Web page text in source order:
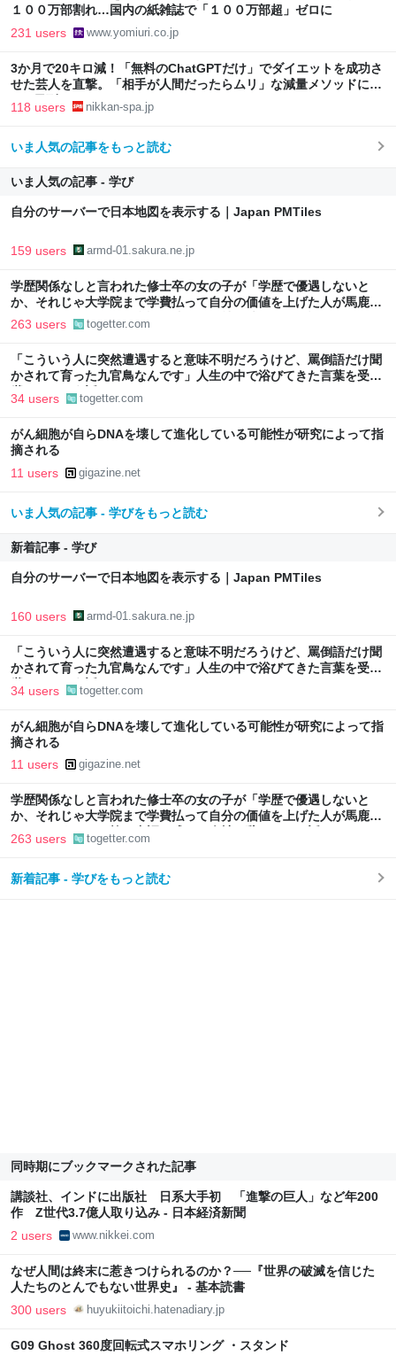
１００万部割れ…国内の紙雑誌で「１００万部超」ゼロに
231 users www.yomiuri.co.jp
3か月で20キロ減！「無料のChatGPTだけ」でダイエットを成功さ
せた芸人を直撃。「相手が人間だったらムリ」な減量メソッドに驚
き | 日刊SPA!
118 users nikkan-spa.jp
いま人気の記事をもっと読む
いま人気の記事 - 学び
自分のサーバーで日本地図を表示する｜Japan PMTiles
159 users armd-01.sakura.ne.jp
学歴関係なしと言われた修士卒の女の子が「学歴で優遇しないと
か、それじゃ大学院まで学費払って自分の価値を上げた人が馬鹿じ
ゃないですか」と捨て台詞を残して会社を辞めてった話
263 users togetter.com
「こういう人に突然遭遇すると意味不明だろうけど、罵倒語だけ聞
かされて育った九官鳥なんです」人生の中で浴びてきた言葉を受け
継いでしまう話
34 users togetter.com
がん細胞が自らDNAを壊して進化している可能性が研究によって指
摘される
11 users gigazine.net
いま人気の記事 - 学びをもっと読む
新着記事 - 学び
自分のサーバーで日本地図を表示する｜Japan PMTiles
160 users armd-01.sakura.ne.jp
「こういう人に突然遭遇すると意味不明だろうけど、罵倒語だけ聞
かされて育った九官鳥なんです」人生の中で浴びてきた言葉を受け
継いでしまう話
34 users togetter.com
がん細胞が自らDNAを壊して進化している可能性が研究によって指
摘される
11 users gigazine.net
学歴関係なしと言われた修士卒の女の子が「学歴で優遇しないと
か、それじゃ大学院まで学費払って自分の価値を上げた人が馬鹿じ
ゃないですか」と捨て台詞を残して会社を辞めてった話
263 users togetter.com
新着記事 - 学びをもっと読む
同時期にブックマークされた記事
講談社、インドに出版社 日系大手初 「進撃の巨人」など年200
作 Z世代3.7億人取り込み - 日本経済新聞
2 users www.nikkei.com
なぜ人間は終末に惹きつけられるのか？──『世界の破滅を信じた
人たちのとんでもない世界史』 - 基本読書
300 users huyukiitoichi.hatenadiary.jp
G09 Ghost 360度回転式スマホリング ・スタンド